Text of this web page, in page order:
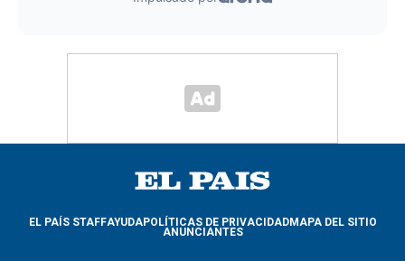
EL PAÍS STAFFAYUDAPOLÍTICAS DE PRIVACIDADMAPA DEL SITIO
ANUNCIANTES